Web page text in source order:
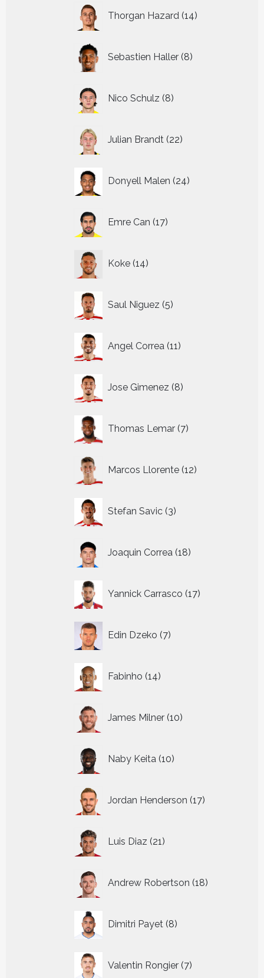
Thorgan Hazard 14
producten
Sebastien Haller 8
producten
Nico Schulz 8
producten
Julian Brandt 22
producten
Donyell Malen 24
producten
Emre Can 17
producten
Koke 14
producten
Saul Niguez 5
producten
Angel Correa 11
producten
Jose Gimenez 8
producten
Thomas Lemar 7
producten
Marcos Llorente 12
producten
Stefan Savic 3
producten
Joaquin Correa 18
producten
Yannick Carrasco 17
producten
Edin Dzeko 7
producten
Fabinho 14
producten
James Milner 10
producten
Naby Keita 10
producten
Jordan Henderson 17
producten
Luis Diaz 21
producten
Andrew Robertson 18
producten
Dimitri Payet 8
producten
Valentin Rongier 7
producten